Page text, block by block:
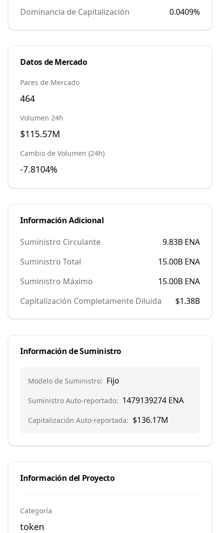
Dominancia de Capitalización 0.0409%
Datos de Mercado
Pares de Mercado
464
Volumen 24h
$115.57M
Cambio de Volumen (24h)
-7.8104%
Información Adicional
Suministro Circulante
9.83B ENA
Suministro Total
15.00B ENA
Suministro Máximo
15.00B ENA
Capitalización Completamente Diluida
$1.38B
Información de Suministro
Modelo de Suministro: Fijo
Suministro Auto-reportado: 1479139274 ENA
Capitalización Auto-reportada: $136.17M
Información del Proyecto
Categoría
token